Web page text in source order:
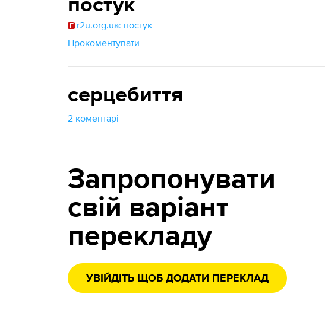
постук
r2u.org.ua: постук
Прокоментувати
серцебиття
2 коментарі
Запропонувати
свій варіант
перекладу
УВІЙДІТЬ ЩОБ ДОДАТИ ПЕРЕКЛАД